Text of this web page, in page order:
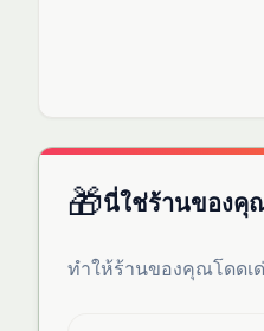
🎁นี่ใช่ร้านของคุ
ทำให้ร้านของคุณโดดเ